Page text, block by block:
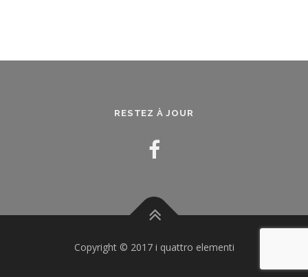
RESTEZ À JOUR
Copyright © 2017 i quattro elementi